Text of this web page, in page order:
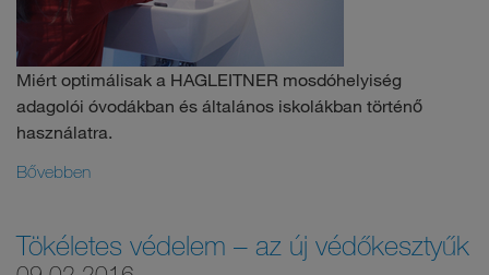
Miért optimálisak a HAGLEITNER mosdóhelyiség
adagolói óvodákban és általános iskolákban történő
használatra.
Bővebben
Tökéletes védelem – az új védőkesztyűk